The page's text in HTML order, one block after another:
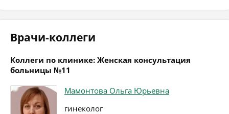
Врачи-коллеги
Коллеги по клинике: Женская консультация
больницы №11
Мамонтова Ольга Юрьевна
гинеколог